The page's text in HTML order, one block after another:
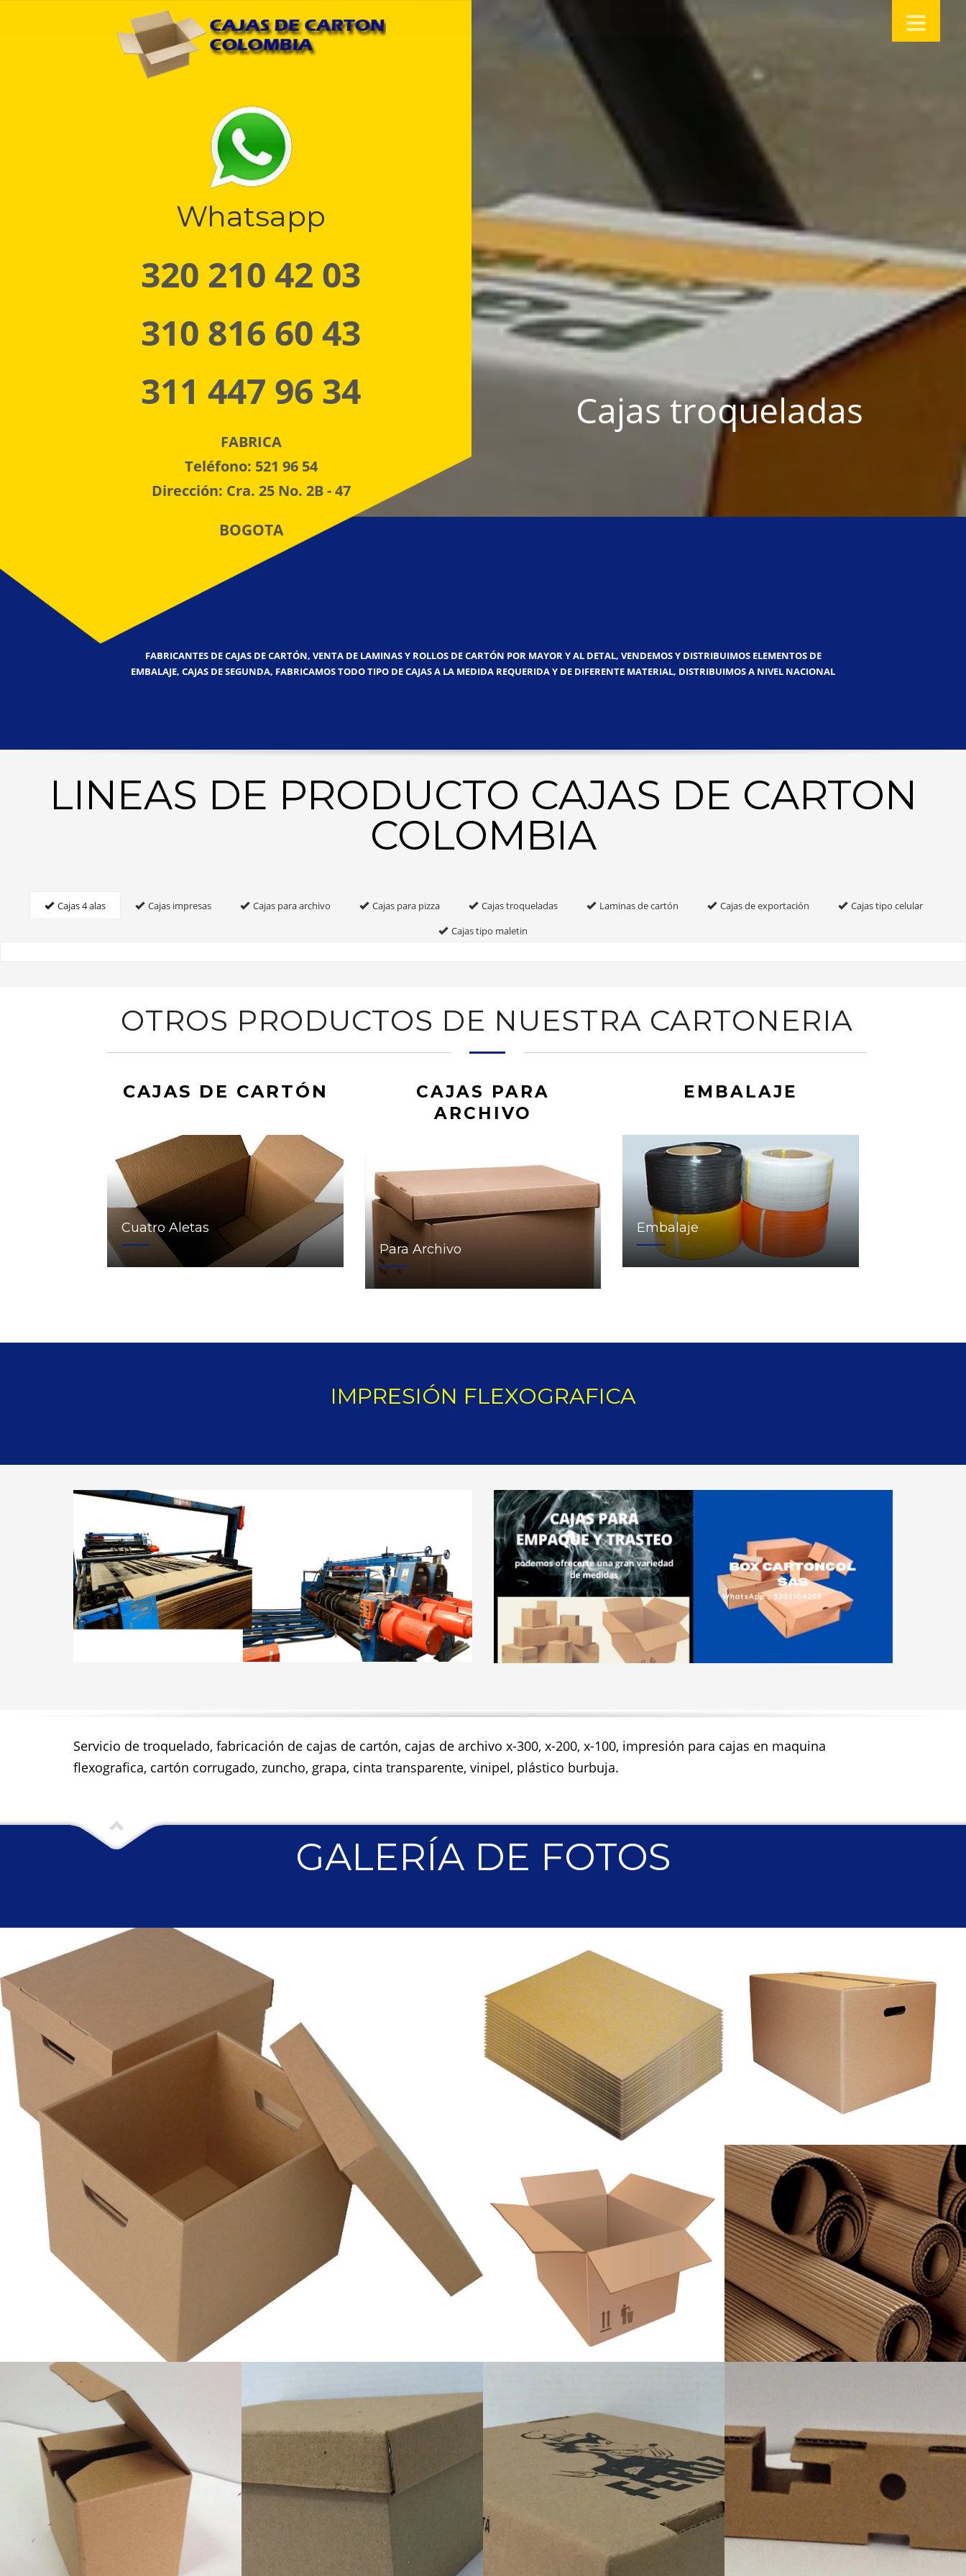
Whatsapp
320 210 42 03
310 816 60 43
311 447 96 34
FABRICA
Teléfono: 521 96 54
Dirección: Cra. 25 No. 2B - 47
BOGOTA
Cajas troqueladas
FABRICANTES DE CAJAS DE CARTÓN, VENTA DE LAMINAS Y ROLLOS DE CARTÓN POR MAYOR Y AL DETAL, VENDEMOS Y DISTRIBUIMOS ELEMENTOS DE
EMBALAJE, CAJAS DE SEGUNDA, FABRICAMOS TODO TIPO DE CAJAS A LA MEDIDA REQUERIDA Y DE DIFERENTE MATERIAL, DISTRIBUIMOS A NIVEL NACIONAL
LINEAS DE PRODUCTO CAJAS DE CARTON
COLOMBIA
Cajas 4 alas Cajas impresas Cajas para archivo Cajas para pizza Cajas troqueladas Laminas de cartón Cajas de exportación
Cajas tipo celular
Cajas tipo maletin
OTROS PRODUCTOS DE NUESTRA CARTONERIA
CAJAS DE CARTÓN
Cuatro Aletas
CAJAS PARA
ARCHIVO
Para Archivo
EMBALAJE
Embalaje
IMPRESIÓN FLEXOGRAFICA
Servicio de troquelado, fabricación de cajas de cartón, cajas de archivo x-300, x-200, x-100, impresión para cajas en maquina
flexografica, cartón corrugado, zuncho, grapa, cinta transparente, vinipel, plástico burbuja.
GALERÍA DE FOTOS